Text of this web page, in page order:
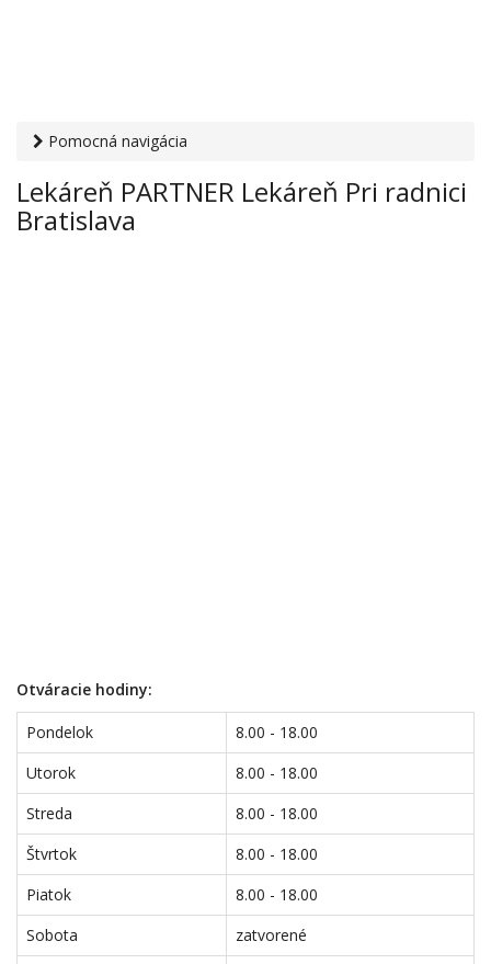
Pomocná navigácia
Lekáreň Pri radnici Bratislava
Lekáreň PARTNER Lekáreň Pri radnici
Bratislava
Otváracie hodiny:
Pondelok
8.00 - 18.00
Utorok
8.00 - 18.00
Streda
8.00 - 18.00
Štvrtok
8.00 - 18.00
Piatok
8.00 - 18.00
Sobota
zatvorené